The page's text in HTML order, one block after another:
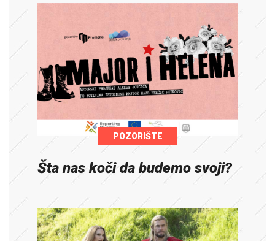
POZORIŠTE
Šta nas koči da budemo svoji?